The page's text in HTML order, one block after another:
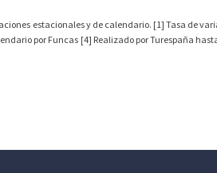
estacionales y de calendario. [1] Tasa de
por Funcas [4] Realizado por Turespaña